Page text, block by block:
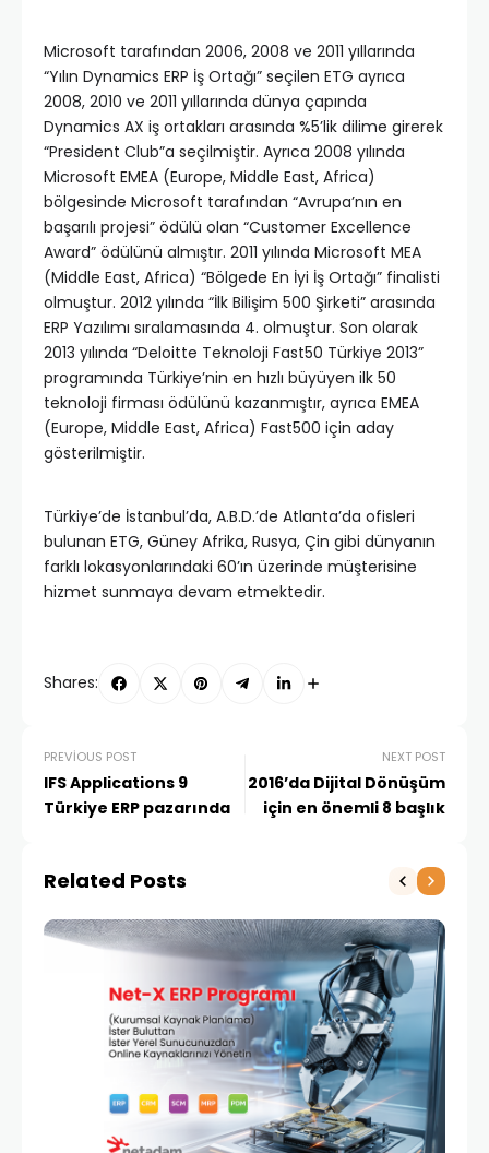
Microsoft tarafından 2006, 2008 ve 2011 yıllarında
“Yılın Dynamics ERP İş Ortağı” seçilen ETG ayrıca
2008, 2010 ve 2011 yıllarında dünya çapında
Dynamics AX iş ortakları arasında %5’lik dilime girerek
“President Club”a seçilmiştir. Ayrıca 2008 yılında
Microsoft EMEA (Europe, Middle East, Africa)
bölgesinde Microsoft tarafından “Avrupa’nın en
başarılı projesi” ödülü olan “Customer Excellence
Award” ödülünü almıştır. 2011 yılında Microsoft MEA
(Middle East, Africa) “Bölgede En İyi İş Ortağı” finalisti
olmuştur. 2012 yılında “İlk Bilişim 500 Şirketi” arasında
ERP Yazılımı sıralamasında 4. olmuştur. Son olarak
2013 yılında “Deloitte Teknoloji Fast50 Türkiye 2013”
programında Türkiye’nin en hızlı büyüyen ilk 50
teknoloji firması ödülünü kazanmıştır, ayrıca EMEA
(Europe, Middle East, Africa) Fast500 için aday
gösterilmiştir.
Türkiye’de İstanbul’da, A.B.D.’de Atlanta’da ofisleri
bulunan ETG, Güney Afrika, Rusya, Çin gibi dünyanın
farklı lokasyonlarındaki 60’ın üzerinde müşterisine
hizmet sunmaya devam etmektedir.
Shares:
PREVIOUS POST
IFS Applications 9
Türkiye ERP pazarında
NEXT POST
2016’da Dijital Dönüşüm
için en önemli 8 başlık
Related Posts